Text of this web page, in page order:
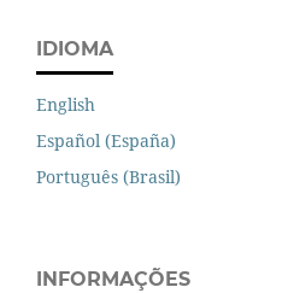
IDIOMA
English
Español (España)
Português (Brasil)
INFORMAÇÕES